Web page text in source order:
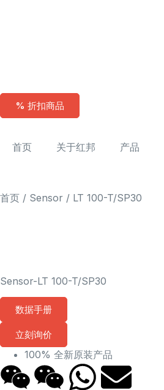
% 折扣商品
首页 关于红邦 产品
首页 / Sensor / LT 100-T/SP30
Sensor-LT 100-T/SP30
数据手册
立刻询价
100% 全新原装产品